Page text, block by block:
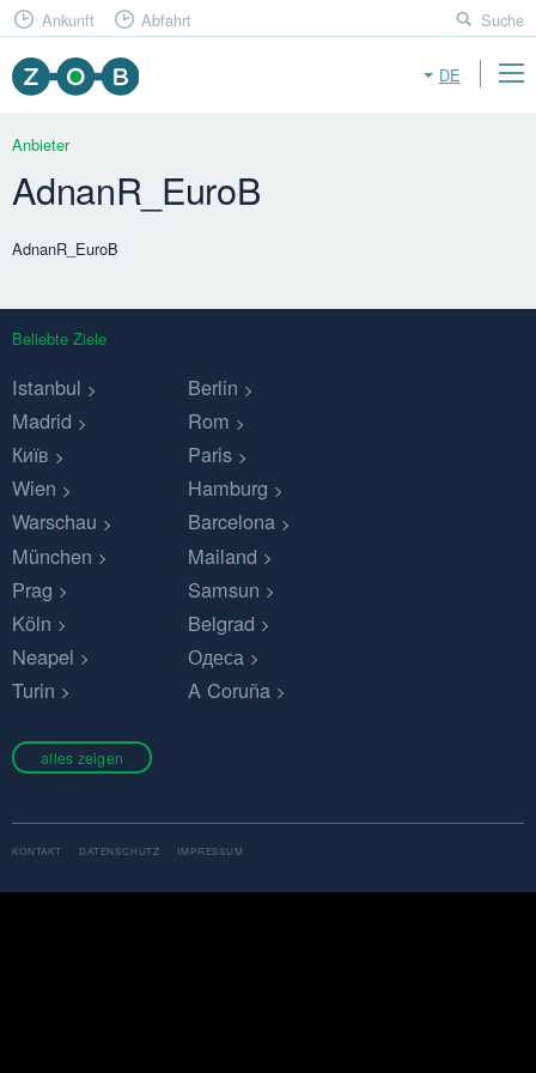
DE
Ankunft Abfahrt Suche
Anbieter
AdnanR_EuroB
AdnanR_EuroB
Beliebte Ziele
Istanbul
Berlin
Madrid
Rom
Київ
Paris
Wien
Hamburg
Warschau
Barcelona
München
Mailand
Prag
Samsun
Köln
Belgrad
Neapel
Одеса
Turin
A Coruña
alles zeigen
KONTAKT DATENSCHUTZ IMPRESSUM